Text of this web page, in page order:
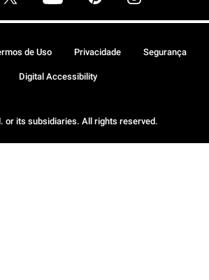
or its subsidiaries. All rights reserved.
de Uso Privacidade Segurança
Digital Accessibility